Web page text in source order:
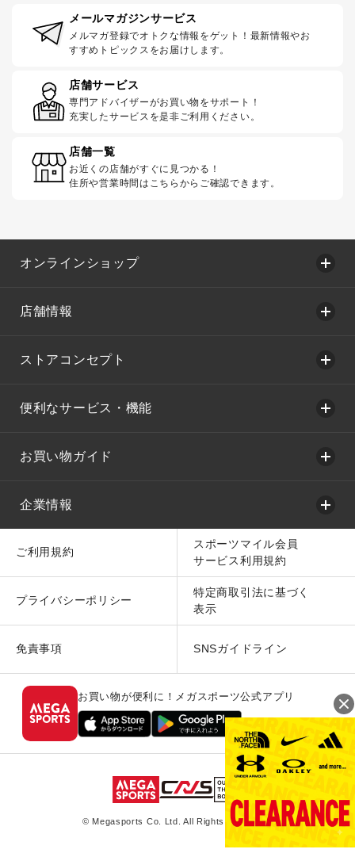
メールマガジンサービス
メルマガ登録でオトクな情報をゲット！最新情報やお
すすめトピックスをお届けします。
店舗サービス
専門アドバイザーがお買い物をサポート！
充実したサービスを是非ご利用ください。
店舗一覧
お近くの店舗がすぐに見つかる！
住所や営業時間はこちらからご確認できます。
オンラインショップ
店舗情報
ストアコンセプト
便利なサービス・機能
お買い物ガイド
企業情報
ご利用規約
スポーツマイル会員
サービス利用規約
プライバシーポリシー
特定商取引法に基づく
表示
免責事項 SNSガイドライン
お買い物が便利に！メガスポーツ公式アプリ
© Megasports Co. Ltd. All Rights Reserved.